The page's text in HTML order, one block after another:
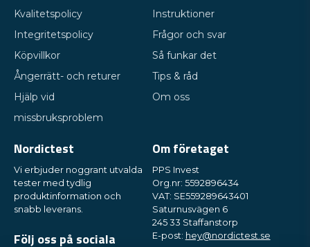
Kvalitetspolicy
Integritetspolicy
Köpvillkor
Ångerrätt- och returer
Hjälp vid
missbruksproblem
Instruktioner
Frågor och svar
Så funkar det
Tips & råd
Om oss
Nordictest
Vi erbjuder noggrant utvalda
tester med tydlig
produktinformation och
snabb leverans.
Följ oss på sociala
Om företaget
PPS Invest
Org.nr: 5592896434
VAT: SE559289643401
Saturnusvägen 6
245 33 Staffanstorp
E-post: hey@nordictest.se